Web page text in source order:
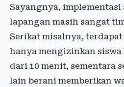
Sayangnya,
lapangan masih sangat
Serikat misalnya,
hanya mengizinkan
dari 10 menit, sementara
lain berani memberikan